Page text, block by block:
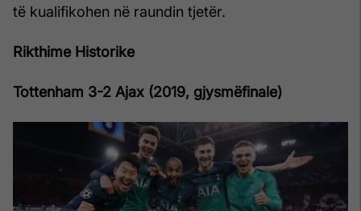
të kualifikohen në raundin tjetër.
Rikthime Historike
Tottenham 3-2 Ajax (2019, gjysmëfinale)